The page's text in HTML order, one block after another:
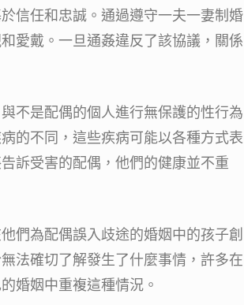
信任和忠誠。通過遵守一夫一妻制婚
愛戴。一旦通姦違反了該協議，關係
不是配偶的個人進行無保護的性行為
的不同，這些疾病可能以各種方式表
訴受害的配偶，他們的健康並不重
們為配偶誤入歧途的婚姻中的孩子創
法確切了解發生了什麼事情，許多在
婚姻中重複這種情況。